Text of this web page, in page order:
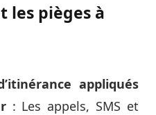
les pièges à
appliqués
: Les appels, SMS et